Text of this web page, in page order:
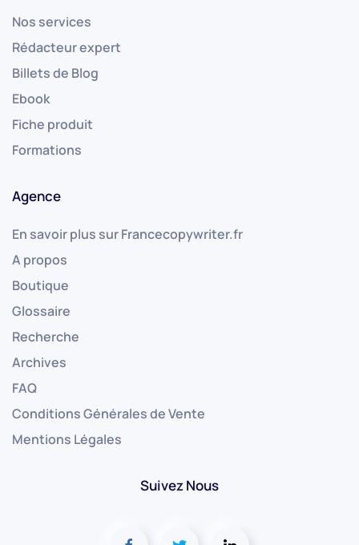
Nos services
Rédacteur expert
Billets de Blog
Ebook
Fiche produit
Formations
Agence
En savoir plus sur Francecopywriter.fr
A propos
Boutique
Glossaire
Recherche
Archives
FAQ
Conditions Générales de Vente
Mentions Légales
Suivez Nous